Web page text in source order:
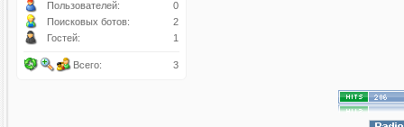
Пользователей:
0
Поисковых ботов:
2
Гостей:
1
Всего: 3